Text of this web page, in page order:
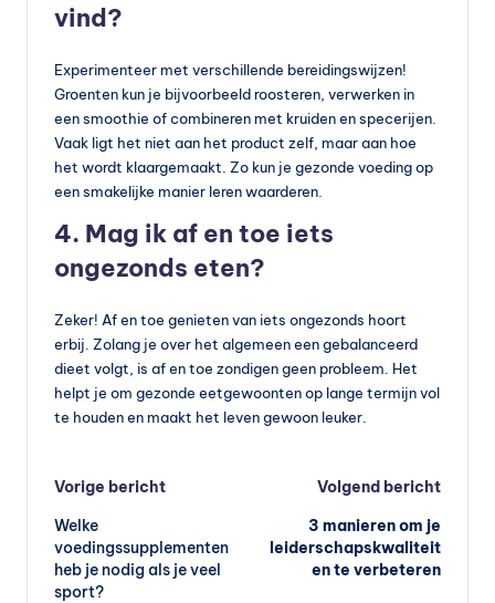
vind?
Experimenteer met verschillende bereidingswijzen!
Groenten kun je bijvoorbeeld roosteren, verwerken in
een smoothie of combineren met kruiden en specerijen.
Vaak ligt het niet aan het product zelf, maar aan hoe
het wordt klaargemaakt. Zo kun je gezonde voeding op
een smakelijke manier leren waarderen.
4. Mag ik af en toe iets
ongezonds eten?
Zeker! Af en toe genieten van iets ongezonds hoort
erbij. Zolang je over het algemeen een gebalanceerd
dieet volgt, is af en toe zondigen geen probleem. Het
helpt je om gezonde eetgewoonten op lange termijn vol
te houden en maakt het leven gewoon leuker.
Bericht
navigatie
Vorige bericht
Welke
voedingssupplementen
heb je nodig als je veel
sport?
Volgend bericht
3 manieren om je
leiderschapskwaliteit
en te verbeteren